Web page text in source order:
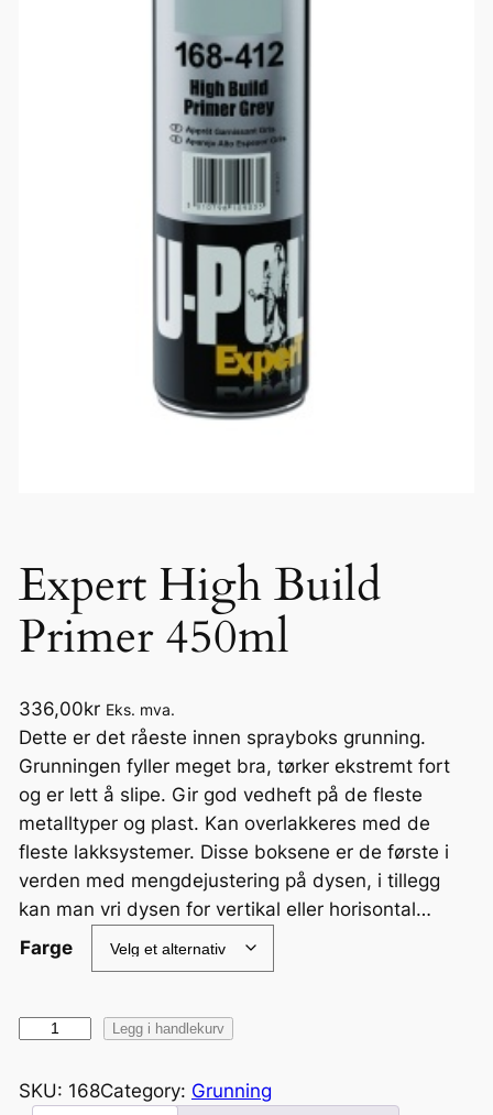
Expert High Build
Primer 450ml
336,00kr Eks. mva.
Dette er det råeste innen sprayboks grunning.
Grunningen fyller meget bra, tørker ekstremt fort
og er lett å slipe. Gir god vedheft på de fleste
metalltyper og plast. Kan overlakkeres med de
fleste lakksystemer. Disse boksene er de første i
verden med mengdejustering på dysen, i tillegg
kan man vri dysen for vertikal eller horisontal…
Farge
p
Legg i handlekurv
SKU: 168Category: Grunning